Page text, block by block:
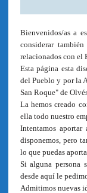
Bienvenidos/as a
considerar
relacionados con el
Esta página esta
del Pueblo y por la
San Roque" de
La hemos creado
ella todo nuestro
Intentamos
disponemos, pero
lo que puedas
Si alguna persona
desde aquí le
Admitimos nuevas